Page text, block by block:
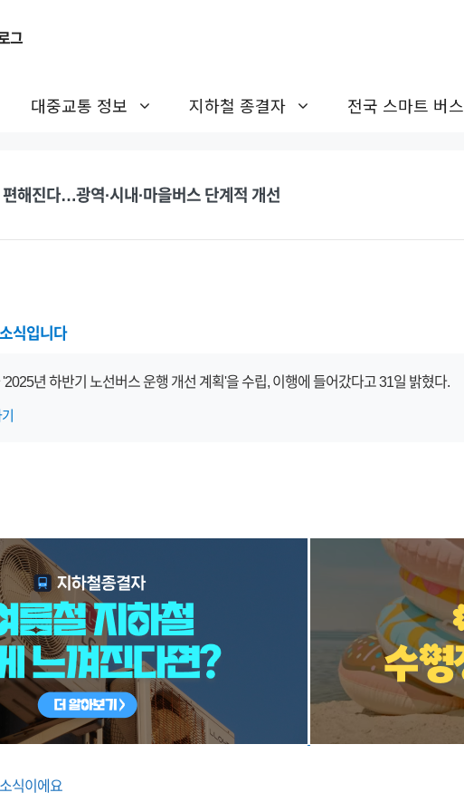
그
대중교통 정보 지하철 종결자 전국 스마트 버스
해진다…광역·시내·마을버스 단계적 개선
식입니다
년 하반기 노선버스 운행 개선 계획'을 수립, 이행에 들어갔다고 31일 밝혔다.
식이에요